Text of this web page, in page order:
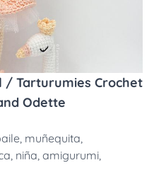
/ Tarturumies Crochet
Odette
, muñequita,
, niña, amigurumi,